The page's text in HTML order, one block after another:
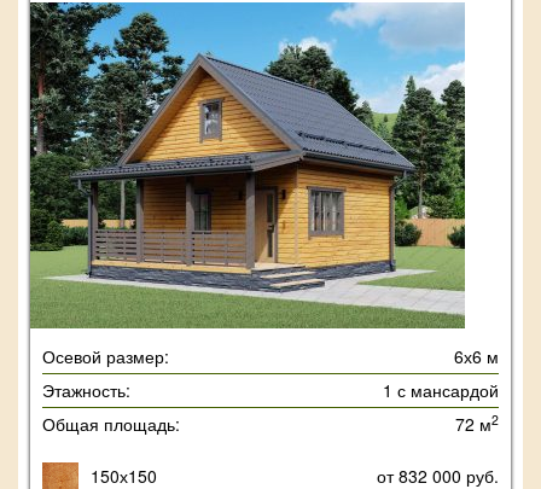
Осевой размер:
6х6 м
Этажность:
1 с мансардой
Общая площадь:
72 м2
150х150
от 832 000 руб.